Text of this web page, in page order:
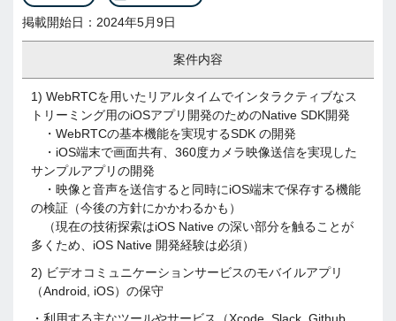
掲載開始日：2024年5月9日
案件内容
1) WebRTCを用いたリアルタイムでインタラクティブなス
トリーミング用のiOSアプリ開発のためのNative SDK開発
・WebRTCの基本機能を実現するSDK の開発
・iOS端末で画面共有、360度カメラ映像送信を実現した
サンプルアプリの開発
・映像と音声を送信すると同時にiOS端末で保存する機能
の検証（今後の方針にかかわるかも）
（現在の技術探索はiOS Native の深い部分を触ることが
多くため、iOS Native 開発経験は必須）
2) ビデオコミュニケーションサービスのモバイルアプリ
（Android, iOS）の保守